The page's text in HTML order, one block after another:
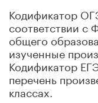
Кодификатор
соответствии
общего
изученные
Кодификатор
перечень
классах.